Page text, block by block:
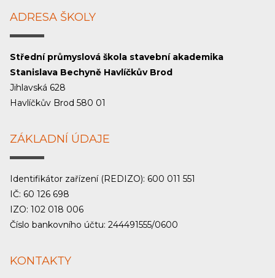
ADRESA ŠKOLY
Střední průmyslová škola stavební akademika
Stanislava Bechyně Havlíčkův Brod
Jihlavská 628
Havlíčkův Brod 580 01
ZÁKLADNÍ ÚDAJE
Identifikátor zařízení (REDIZO): 600 011 551
IČ: 60 126 698
IZO: 102 018 006
Číslo bankovního účtu: 244491555/0600
KONTAKTY